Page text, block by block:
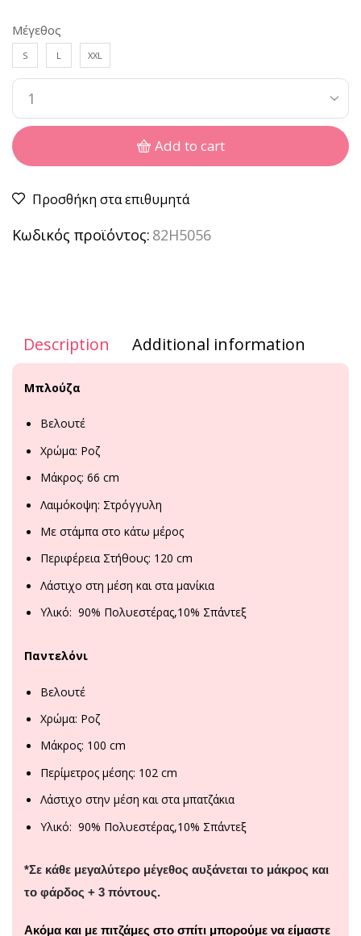
Μέγεθος
S L XXL
Add to cart
Προσθήκη στα επιθυμητά
Κωδικός προϊόντος: 82H5056
Description Additional information
Μπλούζα
Βελουτέ
Χρώμα: Ροζ
Μάκρος: 66 cm
Λαιμόκοψη: Στρόγγυλη
Με στάμπα στο κάτω μέρος
Περιφέρεια Στήθους: 120 cm
Λάστιχο στη μέση και στα μανίκια
Υλικό: 90% Πολυεστέρας,10% Σπ΄άντεξ
Παντελόνι
Βελουτέ
Χρώμα: Ροζ
Μάκρος: 100 cm
Περίμετρος μέσης: 102 cm
Λάστιχο στην μέση και στα μπατζάκια
Υλικό: 90% Πολυεστέρας,10% Σπ΄άντεξ
*Σε κάθε μεγαλύτερο μέγεθος αυξάνεται το μάκρος και
το φάρδος + 3 πόντους.
Ακόμα και με πιτζάμες στο σπίτι μπορούμε να είμαστε